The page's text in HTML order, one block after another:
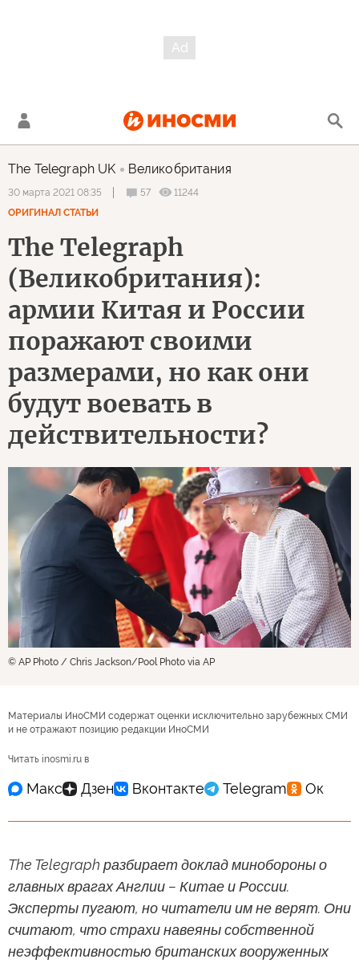
The Telegraph UK Великобритания
30 марта 2021 08:35 57
11244
ОРИГИНАЛ СТАТЬИ
The Telegraph
(Великобритания):
армии Китая и России
поражают своими
размерами, но как они
будут воевать в
действительности?
© AP Photo / Chris Jackson/Pool Photo via AP
Материалы ИноСМИ содержат оценки исключительно зарубежных СМИ
и не отражают позицию редакции ИноСМИ
Читать inosmi.ru в
The Telegraph разбирает доклад минобороны о
главных врагах Англии – Китае и России.
Эксперты пугают, но читатели им не верят. Они
считают, что страхи навеяны собственной
неэффективностью британских вооруженных